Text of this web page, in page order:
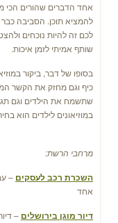
אחד הדברים שהורים הכי
להמציא תוכן. הסביבה כבר
לכם זה להיות נוכחים
שותף אמיתי לזמן איכות.
בסופו של דבר, ביקור
כיף וגם מחזק את הקשר
שתשמח את הילדים וגם
במוזיאונים לילדים הוא
מרחבי הרשת:
השכרת רכב לעסקים
אחד
דיור מוגן בירושלים –